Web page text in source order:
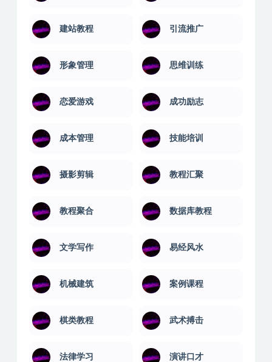
建站教程 引流推广
形象管理 思维训练
恋爱游戏 成功励志
成本管理 技能培训
摄影剪辑 教程汇聚
教程聚合 数据库教程
文学写作 易经风水
机械建筑 案例课程
棋类教程 武术搏击
法律学习 演讲口才